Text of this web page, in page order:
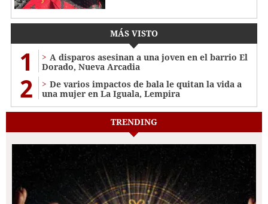
MÁS VISTO
1
A disparos asesinan a una joven en el barrio El
Dorado, Nueva Arcadia
2
De varios impactos de bala le quitan la vida a
una mujer en La Iguala, Lempira
TRENDING